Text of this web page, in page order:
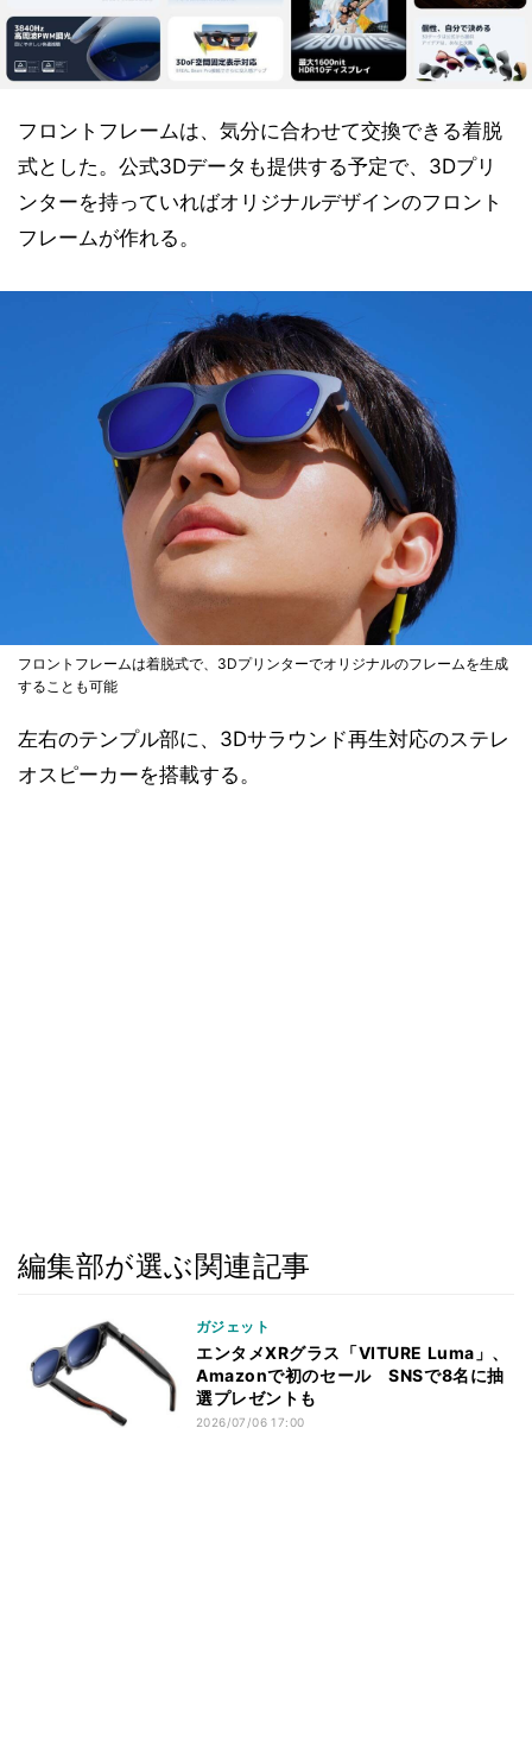
フロントフレームは、気分に合わせて交換できる着脱
式とした。公式3Dデータも提供する予定で、3Dプリ
ンターを持っていればオリジナルデザインのフロント
フレームが作れる。
フロントフレームは着脱式で、3Dプリンターでオリジナルのフレームを生成
することも可能
左右のテンプル部に、3Dサラウンド再生対応のステレ
オスピーカーを搭載する。
編集部が選ぶ関連記事
ガジェット
エンタメXRグラス「VITURE Luma」、
Amazonで初のセール SNSで8名に抽
選プレゼントも
2026/07/06 17:00